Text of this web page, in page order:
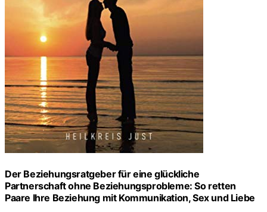
Der Beziehungsratgeber für eine glückliche
Partnerschaft ohne Beziehungsprobleme: So retten
Paare Ihre Beziehung mit Kommunikation, Sex und Liebe